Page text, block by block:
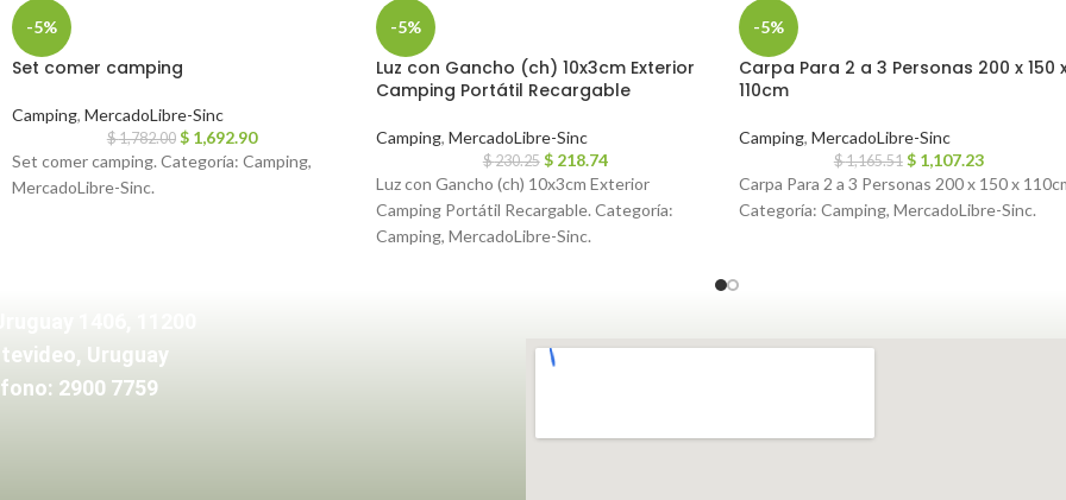
-5%
Set comer camping
Camping, MercadoLibre-Sinc
$1,782.00 $ 1,692.90
Set comer camping. Categoría: Camping,
MercadoLibre-Sinc.
-5%
Luz con Gancho (ch) 10x3cm Exterior
Camping Portátil Recargable
Camping, MercadoLibre-Sinc
$230.25 $ 218.74
Luz con Gancho (ch) 10x3cm Exterior
Camping Portátil Recargable. Categoría:
Camping, MercadoLibre-Sinc.
-5%
Carpa Para 2 a 3 Personas 200 x 150
110cm
Camping, MercadoLibre-Sinc
$1,165.51 $ 1,107.23
Carpa Para 2 a 3 Personas 200 x 150 x
Categoría: Camping, MercadoLibre-Sinc.
Uruguay
2900 7759